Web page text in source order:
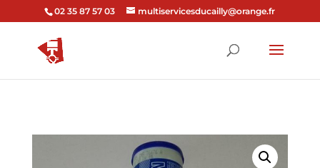
02 35 87 57 03 multiservicesducailly@orange.fr